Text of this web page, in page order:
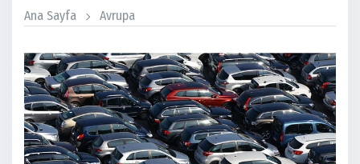
Ana Sayfa Avrupa